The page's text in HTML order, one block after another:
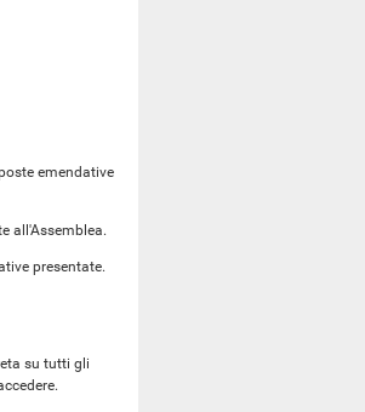
emendative
all'Assemblea.
presentate.
su tutti gli